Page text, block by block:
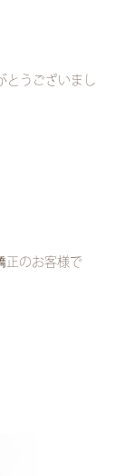
とうございまし
正のお客様で